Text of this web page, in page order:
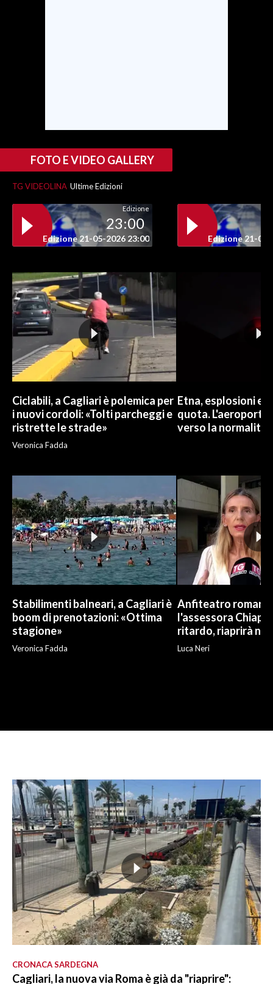
FOTO E VIDEO GALLERY
TG VIDEOLINA Ultime Edizioni
Edizione
23:00
Edizione 21-05-2026 23:00 Edizione 21-05-
Ciclabili, a Cagliari è polemica per
i nuovi cordoli: «Tolti parcheggi e
ristrette le strade»
Veronica Fadda
Etna, esplosioni e
quota. L'aeroporto
verso la normalità
Stabilimenti balneari, a Cagliari è
boom di prenotazioni: «Ottima
stagione»
Veronica Fadda
Anfiteatro romano
l'assessora
ritardo, riaprirà nel
Luca Neri
CRONACA SARDEGNA
Cagliari, la nuova via Roma è già da "riaprire":